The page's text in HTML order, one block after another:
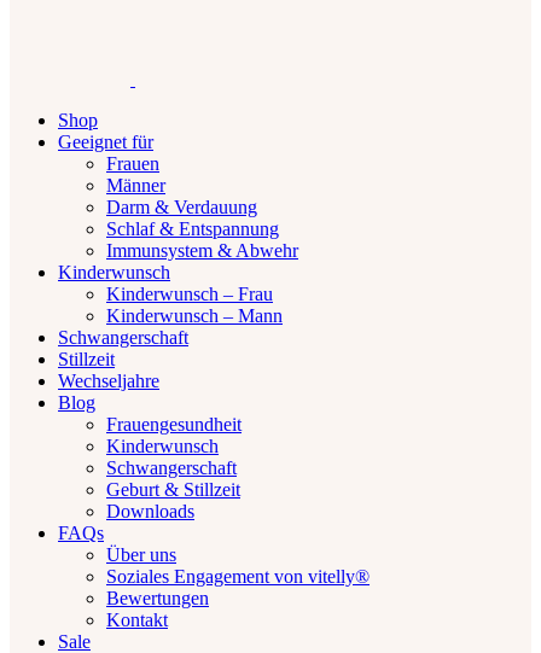
Shop
Geeignet für
Frauen
Männer
Darm & Verdauung
Schlaf & Entspannung
Immunsystem & Abwehr
Kinderwunsch
Kinderwunsch – Frau
Kinderwunsch – Mann
Schwangerschaft
Stillzeit
Wechseljahre
Blog
Frauengesundheit
Kinderwunsch
Schwangerschaft
Geburt & Stillzeit
Downloads
FAQs
Über uns
Soziales Engagement von vitelly®
Bewertungen
Kontakt
Sale